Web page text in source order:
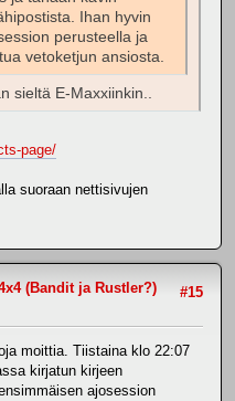
Ihan hyvin
perusteella ja
vetoketjun ansiosta.
sieltä E-Maxxiinkin..
page/
suoraan nettisivujen
#15
(Bandit ja Rustler?)
moittia. Tiistaina klo 22:07
kirjatun kirjeen
ajosession